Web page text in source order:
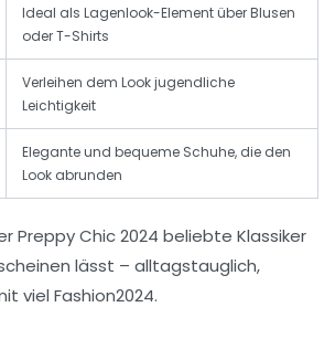
Ideal als Lagenlook-Element über Blusen
oder T-Shirts
Verleihen dem Look jugendliche
Leichtigkeit
Elegante und bequeme Schuhe, die den
Look abrunden
Preppy Chic 2024 beliebte Klassiker
lässt – alltagstauglich,
viel Fashion2024.